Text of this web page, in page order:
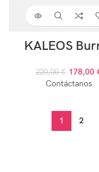
KALEOS
220,00€ 178,00
Contáctanos
1 2